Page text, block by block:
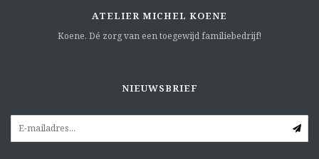
ATELIER MICHEL KOENE
Koene. Dé zorg van een toegewijd familiebedrijf!
NIEUWSBRIEF